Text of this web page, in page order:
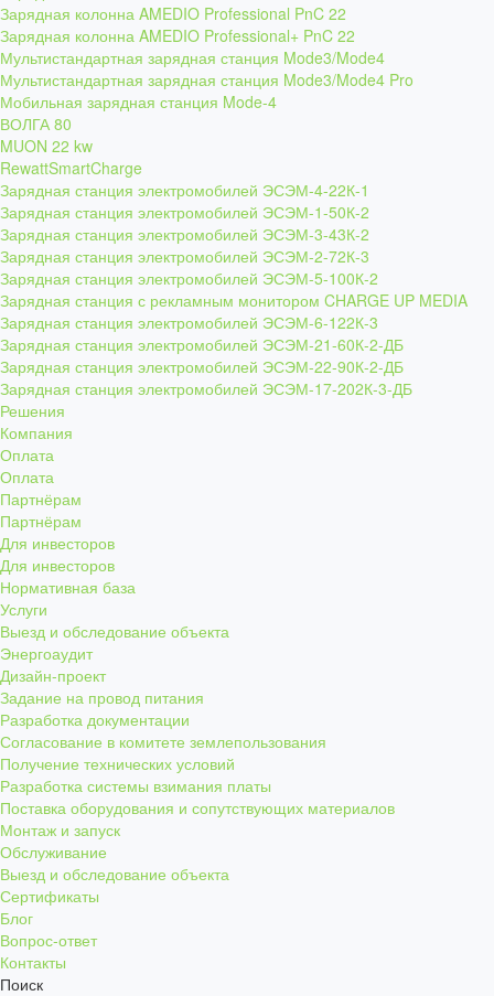
Зарядная колонна AMEDIO Professional PnC 22
Зарядная колонна AMEDIO Professional+ PnC 22
Мультистандартная зарядная станция Mode3/Mode4
Мультистандартная зарядная станция Mode3/Mode4 Pro
Мобильная зарядная станция Mode-4
ВОЛГА 80
MUON 22 kw
RewattSmartCharge
Зарядная станция электромобилей ЭСЭМ-4-22К-1
Зарядная станция электромобилей ЭСЭМ-1-50К-2
Зарядная станция электромобилей ЭСЭМ-3-43К-2
Зарядная станция электромобилей ЭСЭМ-2-72К-3
Зарядная станция электромобилей ЭСЭМ-5-100К-2
Зарядная станция с рекламным монитором CHARGE UP MEDIA
Зарядная станция электромобилей ЭСЭМ-6-122К-3
Зарядная станция электромобилей ЭСЭМ-21-60К-2-ДБ
Зарядная станция электромобилей ЭСЭМ-22-90К-2-ДБ
Зарядная станция электромобилей ЭСЭМ-17-202К-3-ДБ
Решения
Компания
Оплата
Оплата
Партнёрам
Партнёрам
Для инвесторов
Для инвесторов
Нормативная база
Услуги
Выезд и обследование объекта
Энергоаудит
Дизайн-проект
Задание на провод питания
Разработка документации
Согласование в комитете землепользования
Получение технических условий
Разработка системы взимания платы
Поставка оборудования и сопутствующих материалов
Монтаж и запуск
Обслуживание
Выезд и обследование объекта
Сертификаты
Блог
Вопрос-ответ
Контакты
Поиск